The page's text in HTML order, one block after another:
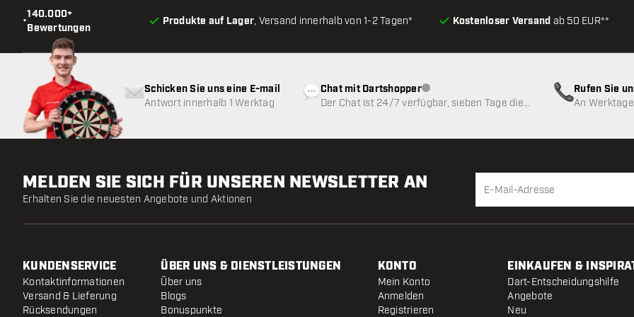
•
140.000+
Bewertungen
Produkte auf Lager, Versand innerhalb von 1-2 Tagen* Kostenloser Versand ab 50 EUR**
Schicken Sie uns eine E-mail
Antwort innerhalb 1 Werktag
Chat mit DartshopperKundenservice nicht verfügbar
Der Chat ist 24/7 verfügbar, sieben Tage die
Rufen Sie
An
MELDEN SIE SICH FÜR UNSEREN NEWSLETTER AN
Erhalten Sie die neuesten Angebote und Aktionen
KUNDENSERVICE
Kontaktinformationen
Versand & Lieferung
Rücksendungen
ÜBER UNS & DIENSTLEISTUNGEN
Über uns
Blogs
Bonuspunkte
KONTO
Mein Konto
Anmelden
Registrieren
EINKAUFEN &
Dart-Entscheidungshilfe
Angebote
Neu